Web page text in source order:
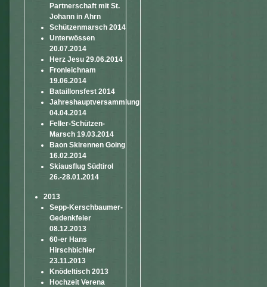
Partnerschaft mit St.
Johann in Ahrn
Schützenmarsch 2014
Unterwössen
20.07.2014
Herz Jesu 29.06.2014
Fronleichnam
19.06.2014
Bataillonsfest 2014
Jahreshauptversammlung
04.04.2014
Feller-Schützen-
Marsch 19.03.2014
Baon Skirennen Going
16.02.2014
Skiausflug Südtirol
26.-28.01.2014
2013
Sepp-Kerschbaumer-
Gedenkfeier
08.12.2013
60-er Hans
Hirschbichler
23.11.2013
Knödeltisch 2013
Hochzeit Verena